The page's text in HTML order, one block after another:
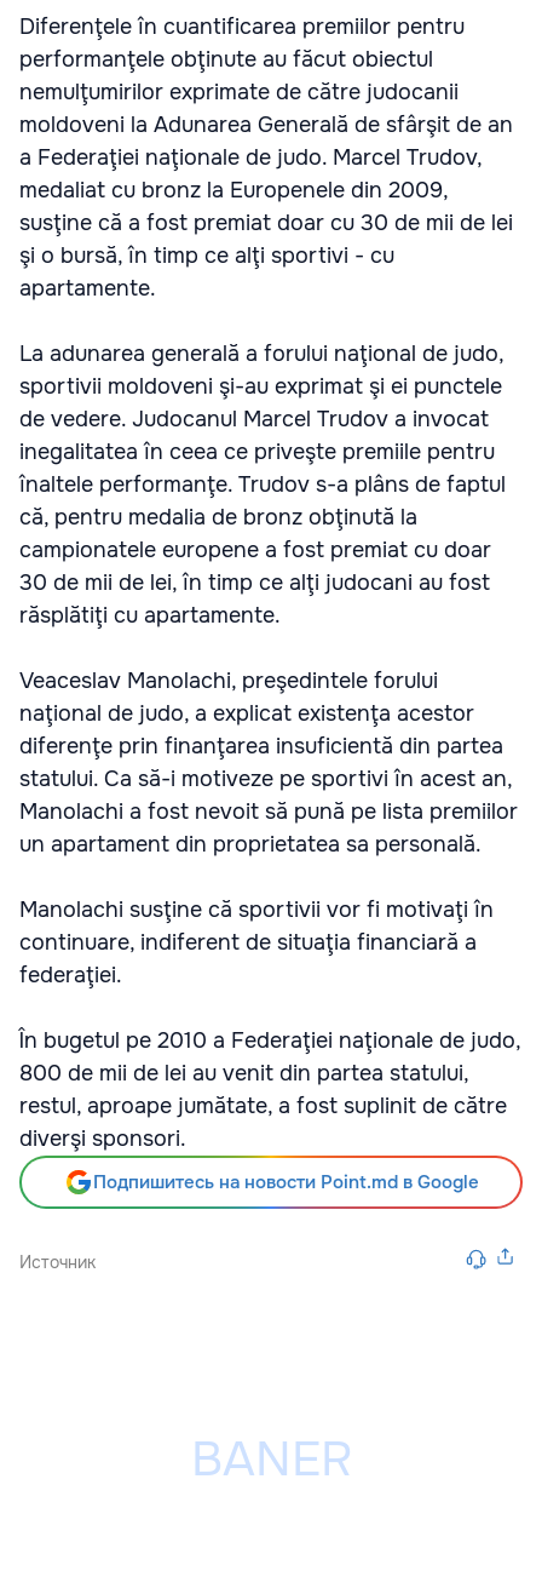
Diferenţele în cuantificarea premiilor pentru
performanţele obţinute au făcut obiectul
nemulţumirilor exprimate de către judocanii
moldoveni la Adunarea Generală de sfârşit de an
a Federaţiei naţionale de judo. Marcel Trudov,
medaliat cu bronz la Europenele din 2009,
susţine că a fost premiat doar cu 30 de mii de lei
şi o bursă, în timp ce alţi sportivi - cu
apartamente.
La adunarea generală a forului naţional de judo,
sportivii moldoveni şi-au exprimat şi ei punctele
de vedere. Judocanul Marcel Trudov a invocat
inegalitatea în ceea ce priveşte premiile pentru
înaltele performanţe. Trudov s-a plâns de faptul
că, pentru medalia de bronz obţinută la
campionatele europene a fost premiat cu doar
30 de mii de lei, în timp ce alţi judocani au fost
răsplătiţi cu apartamente.
Veaceslav Manolachi, preşedintele forului
naţional de judo, a explicat existenţa acestor
diferenţe prin finanţarea insuficientă din partea
statului. Ca să-i motiveze pe sportivi în acest an,
Manolachi a fost nevoit să pună pe lista premiilor
un apartament din proprietatea sa personală.
Manolachi susţine că sportivii vor fi motivaţi în
continuare, indiferent de situaţia financiară a
federaţiei.
În bugetul pe 2010 a Federaţiei naţionale de judo,
800 de mii de lei au venit din partea statului,
restul, aproape jumătate, a fost suplinit de către
diverşi sponsori.
Подпишитесь на новости Point.md в Google
Источник